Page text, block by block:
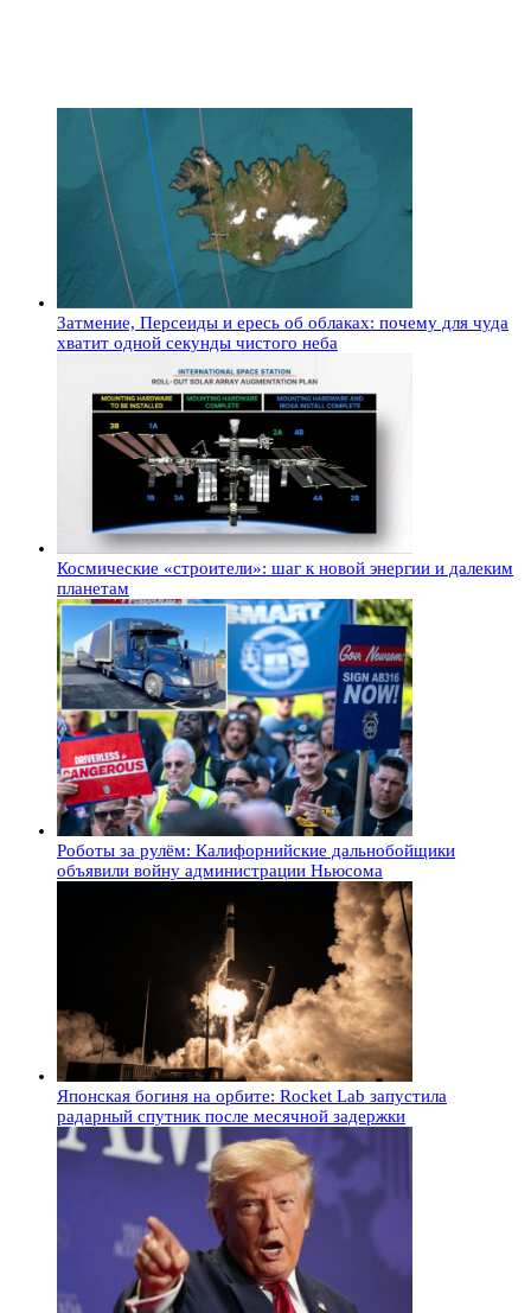
Затмение, Персеиды и ересь об облаках: почему для чуда
хватит одной секунды чистого неба
Космические «строители»: шаг к новой энергии и далеким
планетам
Роботы за рулём: Калифорнийские дальнобойщики
объявили войну администрации Ньюсома
Японская богиня на орбите: Rocket Lab запустила
радарный спутник после месячной задержки